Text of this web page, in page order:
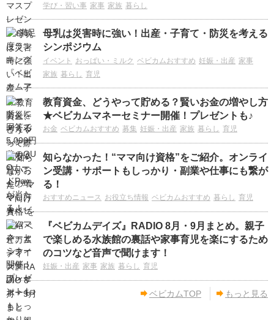
学び・習い事 家事 家族 暮らし
母乳は災害時に強い！出産・子育て・防災を考える
シンポジウム
イベント おっぱい・ミルク ベビカムおすすめ 妊娠・出産 家事
家族 暮らし 育児
教育資金、どうやって貯める？賢いお金の増やし方
★ベビカムマネーセミナー開催！プレゼントも♪
お金 ベビカムおすすめ 募集 妊娠・出産 家族 暮らし 育児
知らなかった！“ママ向け資格”をご紹介。オンライ
ン受講・サポートもしっかり・副業や仕事にも繋が
る！
おすすめニュース お役立ち情報 ベビカムおすすめ 暮らし 育児
『ベビカムデイズ』RADIO 8月・9月まとめ。親子
で楽しめる水族館の裏話や家事育児を楽にするため
のコツなど音声で聞けます！
妊娠・出産 家事 家族 暮らし 育児
ベビカムTOP もっと見る